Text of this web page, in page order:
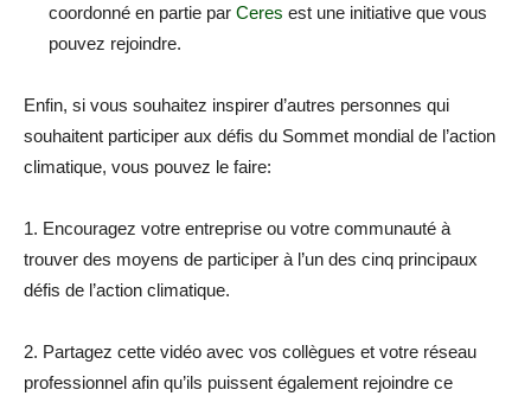
coordonné en partie par Ceres est une initiative que vous
pouvez rejoindre.
Enfin, si vous souhaitez inspirer d’autres personnes qui
souhaitent participer aux défis du Sommet mondial de l’action
climatique, vous pouvez le faire:
1. Encouragez votre entreprise ou votre communauté à
trouver des moyens de participer à l’un des cinq principaux
défis de l’action climatique.
2. Partagez cette vidéo avec vos collègues et votre réseau
professionnel afin qu’ils puissent également rejoindre ce